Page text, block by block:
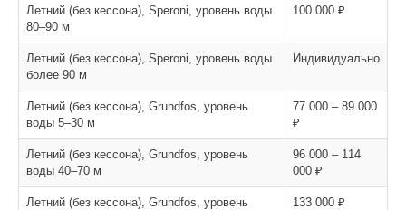
Летний (без кессона), Speroni, уровень воды
80–90 м
100 000 ₽
Летний (без кессона), Speroni, уровень воды
более 90 м
Индивидуально
Летний (без кессона), Grundfos, уровень
воды 5–30 м
77 000 – 89 000
₽
Летний (без кессона), Grundfos, уровень
воды 40–70 м
96 000 – 114
000 ₽
Летний (без кессона), Grundfos, уровень
133 000 ₽